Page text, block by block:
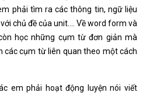
phải tìm ra các thông tin, ngữ liệu
chủ đề của unit…. Về word form và
học những cụm từ đơn giản mà
các cụm từ liên quan theo một cách
em phải hoạt động luyện nói viết